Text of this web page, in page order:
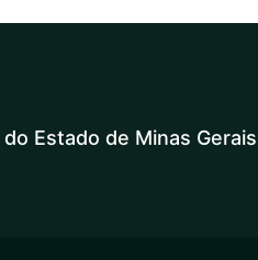
Estado de Minas Gerais